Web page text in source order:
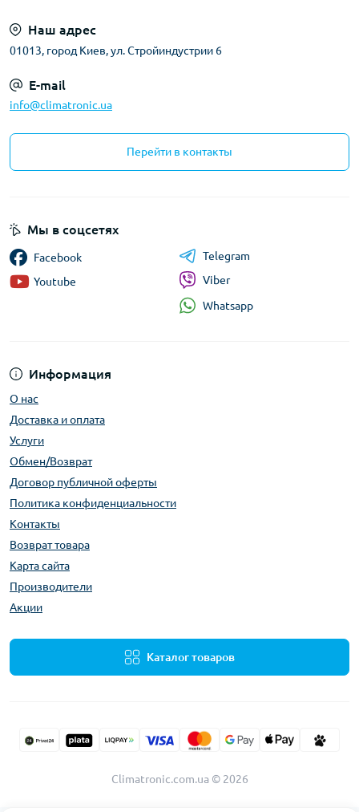
Наш адрес
01013, город Киев, ул. Стройиндустрии 6
E-mail
info@climatronic.ua
Перейти в контакты
Информация
О нас
Доставка и оплата
Услуги
Обмен/Возврат
Договор публичной оферты
Политика конфиденциальности
Контакты
Возврат товара
Карта сайта
Производители
Акции
Каталог товаров
Мы в соцсетях
Facebook
Youtube
Telegram
Viber
Whatsapp
Climatronic.com.ua © 2026